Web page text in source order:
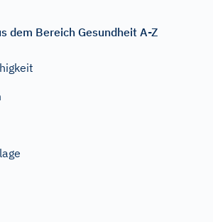
dem Bereich Gesundheit A-Z